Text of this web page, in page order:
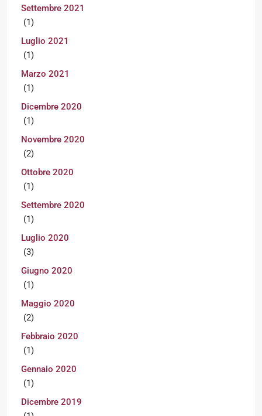
Settembre 2021
(1)
Luglio 2021
(1)
Marzo 2021
(1)
Dicembre 2020
(1)
Novembre 2020
(2)
Ottobre 2020
(1)
Settembre 2020
(1)
Luglio 2020
(3)
Giugno 2020
(1)
Maggio 2020
(2)
Febbraio 2020
(1)
Gennaio 2020
(1)
Dicembre 2019